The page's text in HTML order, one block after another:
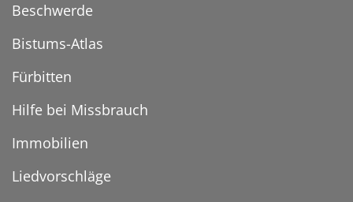
Beschwerde
Bistums-Atlas
Fürbitten
Hilfe bei Missbrauch
Immobilien
Liedvorschläge